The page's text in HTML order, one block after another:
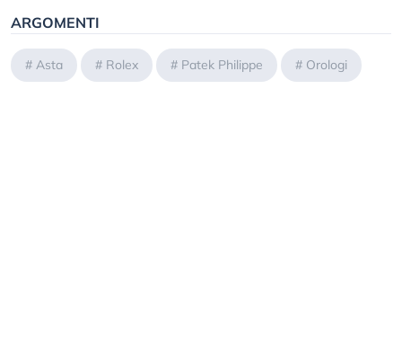
ARGOMENTI
# Asta # Rolex # Patek Philippe # Orologi